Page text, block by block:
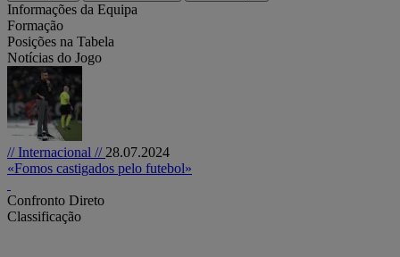
Informações da Equipa
Formação
Posições na Tabela
Notícias do Jogo
// Internacional // 28.07.2024
«Fomos castigados pelo futebol»
Confronto Direto
Classificação